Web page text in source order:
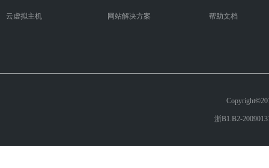
云虚拟主机 网站解决方案 帮助文档
浙B1.B2-